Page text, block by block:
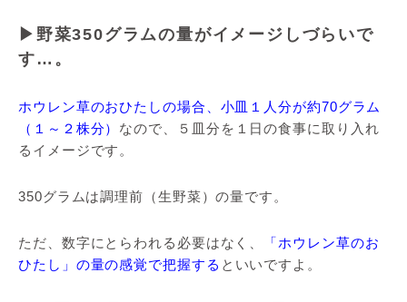
▶野菜350グラムの量がイメージしづらいで
す…。
ホウレン草のおひたしの場合、小皿１人分が約70グラム
（１～２株分） なので、５皿分を１日の食事に取り入れ
るイメージです。
350グラムは調理前（生野菜）の量です。
ただ、数字にとらわれる必要はなく、
「ホウレン草のお
ひたし」の量の感覚で把握する といいですよ。